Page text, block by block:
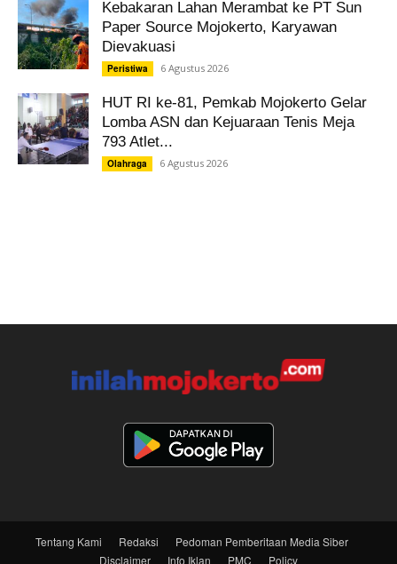
Kebakaran Lahan Merambat ke PT Sun
Paper Source Mojokerto, Karyawan
Dievakuasi
Peristiwa 6 Agustus 2026
HUT RI ke-81, Pemkab Mojokerto Gelar
Lomba ASN dan Kejuaraan Tenis Meja
793 Atlet...
Olahraga 6 Agustus 2026
Tentang Kami Redaksi
Pedoman Pemberitaan Media Siber
Disclaimer
Info Iklan PMC Policy